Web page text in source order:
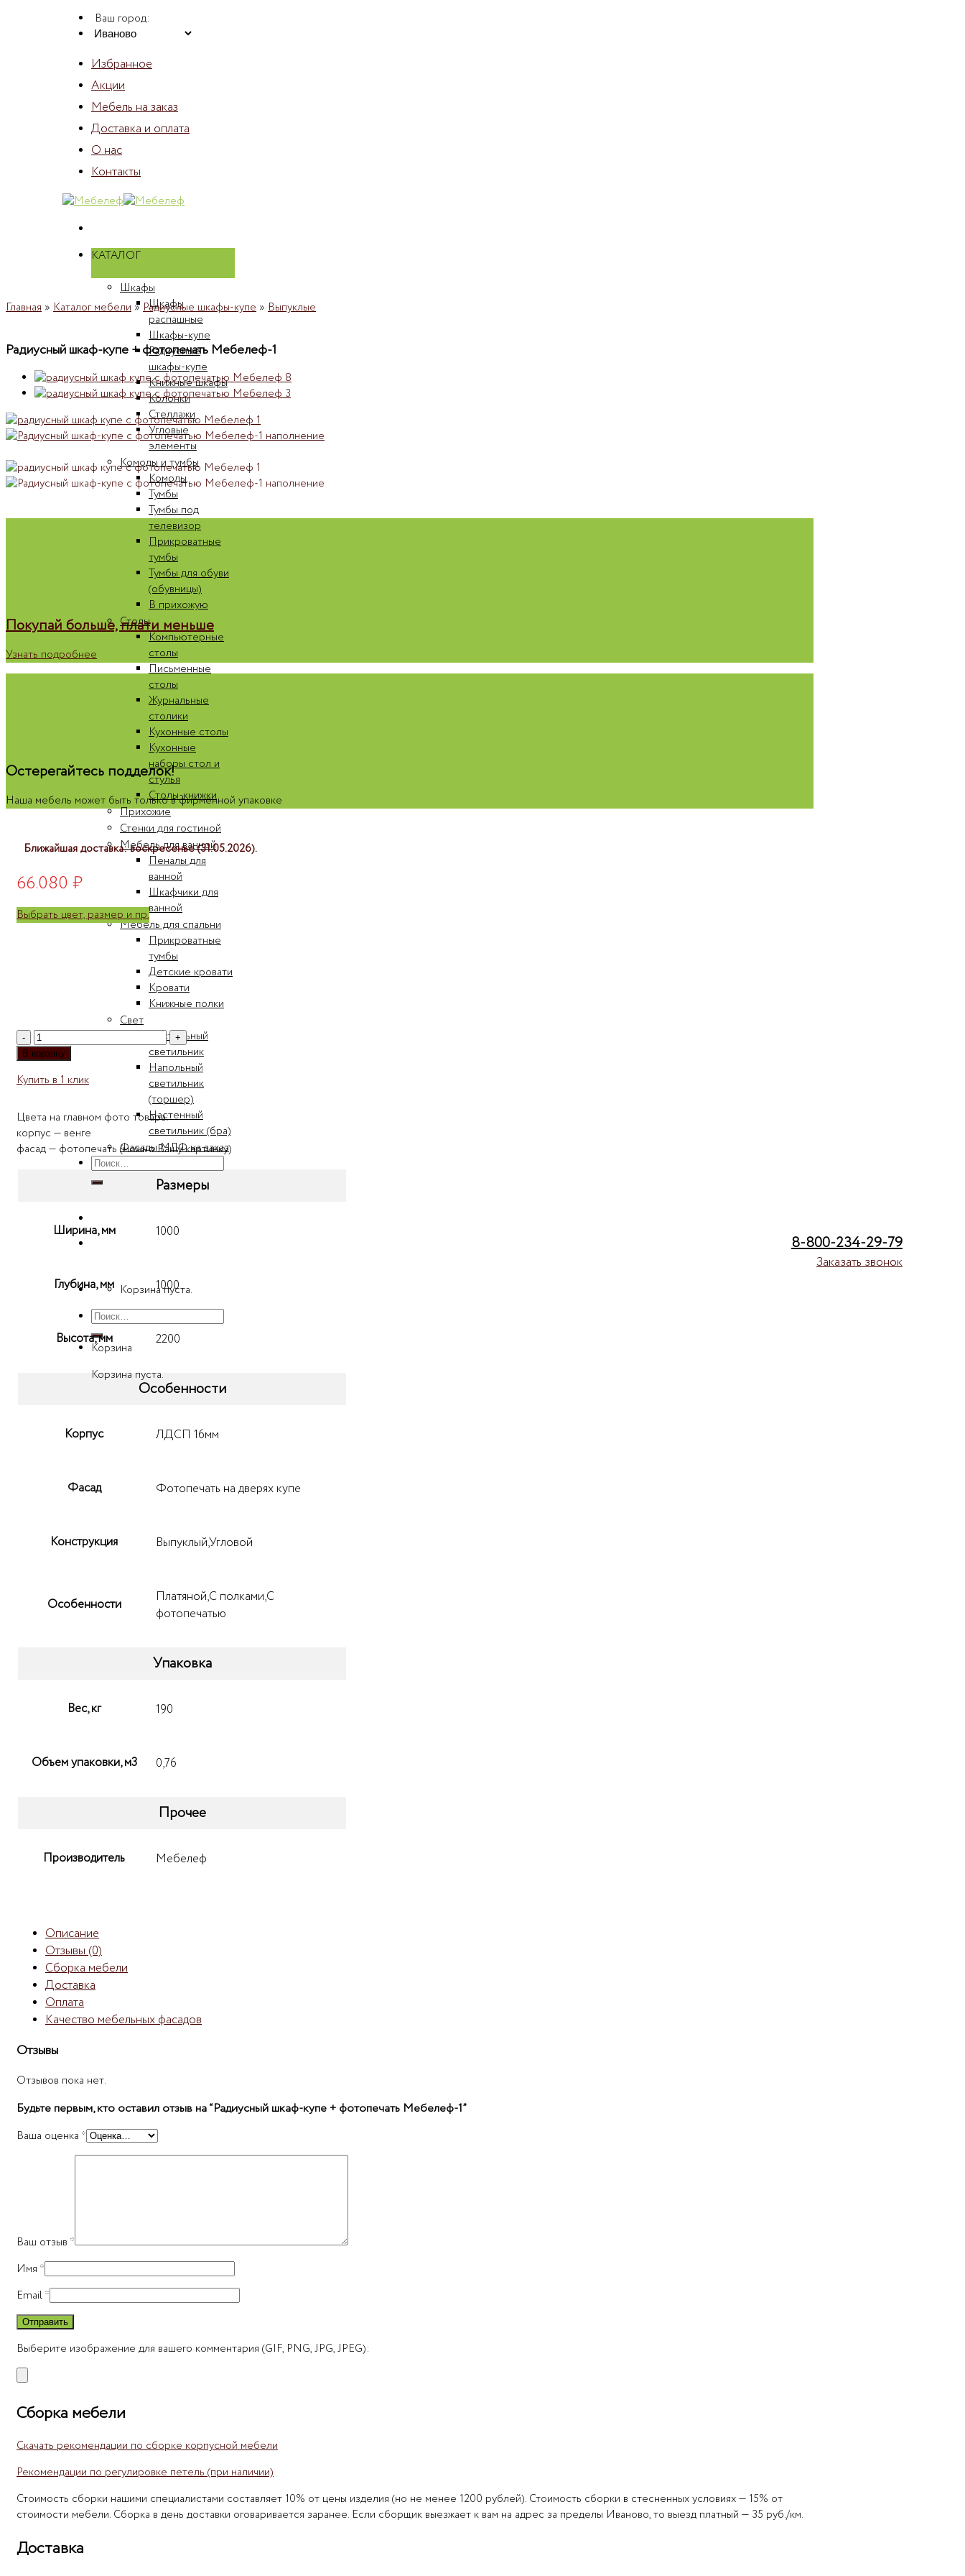
Ваш город:
Избранное
Акции
Мебель на заказ
Доставка и оплата
О нас
Контакты
КАТАЛОГ
Шкафы
Шкафы
распашные
Шкафы-купе
Радиусные
шкафы-купе
Книжные шкафы
Колонки
Стеллажи
Угловые
элементы
Комоды и тумбы
Комоды
Тумбы
Тумбы под
телевизор
Прикроватные
тумбы
Тумбы для обуви
(обувницы)
В прихожую
Столы
Компьютерные
столы
Письменные
столы
Журнальные
столики
Кухонные столы
Кухонные
наборы стол и
стулья
Столы-книжки
Прихожие
Стенки для гостиной
Мебель для ванной
Пеналы для
ванной
Шкафчики для
ванной
Мебель для спальни
Прикроватные
тумбы
Детские кровати
Кровати
Книжные полки
Свет
Настольный
светильник
Напольный
светильник
(торшер)
Настенный
светильник (бра)
Фасады МДФ на заказ
Искать:
8-800-234-29-79
Заказать звонок
Корзина пуста.
Искать:
Корзина
Корзина пуста.
Главная » Каталог мебели »Радиусные шкафы-купе » Выпуклые
Радиусный шкаф-купе + фотопечать Мебелеф-1
Покупай больше, плати меньше
Узнать подробнее
Остерегайтесь подделок!
Наша мебель может быть только в фирменной упаковке
Ближайшая доставка: воскресенье (31.05.2026).
66.080 ₽
Выбрать цвет, размер и пр.
Количество
товара
шкаф-
+
фотопечать
Мебелеф-1
В корзину
Купить в 1 клик
Цвета на главном фото товара:
корпус — венге
фасад — фотопечать (можно Вашу картинку)
Размеры
Ширина, мм 1000
Глубина, мм 1000
Высота, мм 2200
Особенности
Корпус ЛДСП 16мм
Фасад Фотопечать на дверях купе
Конструкция Выпуклый,Угловой
Особенности
Платяной,С полками,С
фотопечатью
Упаковка
Вес, кг 190
Объем упаковки, м3 0,76
Прочее
Производитель Мебелеф
Описание
Отзывы (0)
Сборка мебели
Доставка
Оплата
Качество мебельных фасадов
Отзывы
Отзывов пока нет.
Будьте первым, кто оставил отзыв на “Радиусный шкаф-купе + фотопечать Мебелеф-1”
Ваша оценка *
Ваш отзыв *
Имя *
Email*
Выберите изображение для вашего комментария (GIF, PNG, JPG, JPEG):
Сборка мебели
Скачать рекомендации по сборке корпусной мебели
Рекомендации по регулировке петель (при наличии)
Стоимость сборки нашими специалистами составляет 10% от цены изделия (но не менее 1200 рублей). Стоимость сборки в стесненных условиях — 15% от
стоимости мебели. Сборка в день доставки оговаривается заранее. Если сборщик выезжает к вам на адрес за пределы Иваново, то выезд платный — 35 руб./км.
Доставка